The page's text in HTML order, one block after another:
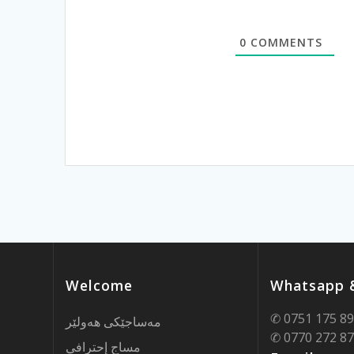
0 COMMENTS
Welcome
مەساجێکی هەولێر
مساج إحترافي
Whatsapp
✆ 0751 175
✆ 0770 272